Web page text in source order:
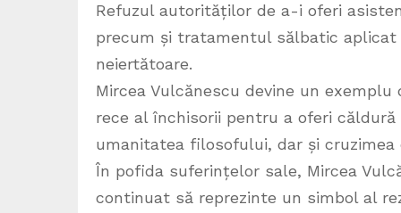
Refuzul autorităților de a-i oferi
precum și tratamentul sălbatic
neiertătoare.
Mircea Vulcănescu devine un
rece al închisorii pentru a oferi
umanitatea filosofului, dar și
În pofida suferințelor sale, Mircea
continuat să reprezinte un simbol al